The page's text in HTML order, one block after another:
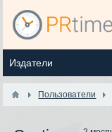
Пользователи